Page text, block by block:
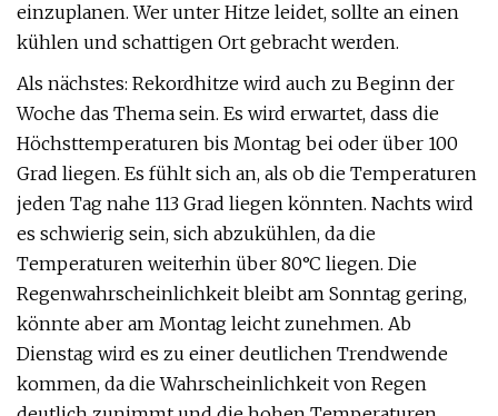
einzuplanen. Wer unter Hitze leidet, sollte an einen
kühlen und schattigen Ort gebracht werden.
Als nächstes: Rekordhitze wird auch zu Beginn der
Woche das Thema sein. Es wird erwartet, dass die
Höchsttemperaturen bis Montag bei oder über 100
Grad liegen. Es fühlt sich an, als ob die Temperaturen
jeden Tag nahe 113 Grad liegen könnten. Nachts wird
es schwierig sein, sich abzukühlen, da die
Temperaturen weiterhin über 80°C liegen. Die
Regenwahrscheinlichkeit bleibt am Sonntag gering,
könnte aber am Montag leicht zunehmen. Ab
Dienstag wird es zu einer deutlichen Trendwende
kommen, da die Wahrscheinlichkeit von Regen